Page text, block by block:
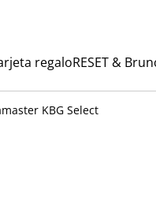
regaloRESET &
KBG Select